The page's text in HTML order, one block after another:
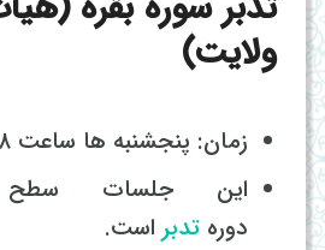
ولایت)
زمان: پنجشنبه ها ساعت ۸ تا ۹:۴۰
این جلسات سطح
دوره تدبراست.